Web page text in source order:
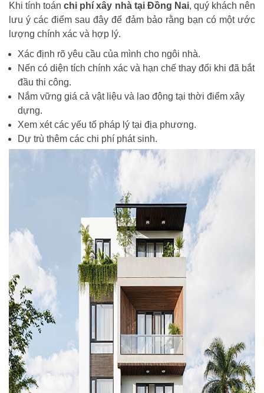
Khi tính toánchi phí xây nhà tại Đồng Nai, quý khách nên
lưu ý các điểm sau đây để đảm bảo rằng bạn có một ước
lượng chính xác và hợp lý.
Xác định rõ yêu cầu của mình cho ngôi nhà.
Nến có diện tích chính xác và hạn chế thay đổi khi đã bắt
đầu thi công.
Nắm vững giá cả vật liệu và lao động tại thời điểm xây
dựng.
Xem xét các yếu tố pháp lý tại địa phương.
Dự trù thêm các chi phí phát sinh.